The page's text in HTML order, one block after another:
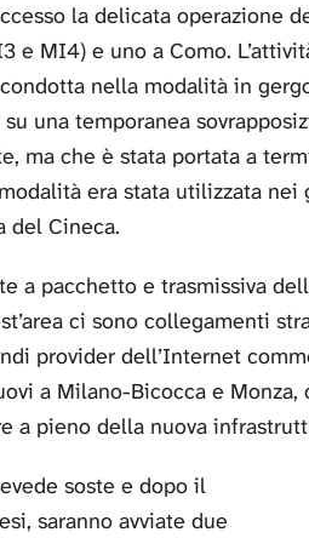
la delicata operazione
e MI4) e uno a Como.
nella modalità in
una temporanea
ma che è stata portata a
era stata utilizzata
del Cineca.
a pacchetto e trasmissiva
ci sono collegamenti
provider dell’Internet
a Milano-Bicocca e
a pieno della nuova
soste e dopo il
saranno avviate due